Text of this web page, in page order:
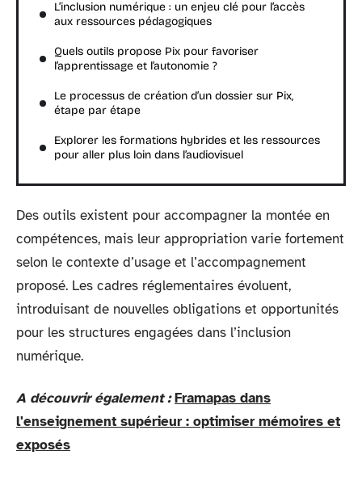
L’inclusion numérique : un enjeu clé pour l’accès
aux ressources pédagogiques
Quels outils propose Pix pour favoriser
l’apprentissage et l’autonomie ?
Le processus de création d’un dossier sur Pix,
étape par étape
Explorer les formations hybrides et les ressources
pour aller plus loin dans l’audiovisuel
Des outils existent pour accompagner la montée en
compétences, mais leur appropriation varie fortement
selon le contexte d’usage et l’accompagnement
proposé. Les cadres réglementaires évoluent,
introduisant de nouvelles obligations et opportunités
pour les structures engagées dans l’inclusion
numérique.
A découvrir également : Framapas dans
l'enseignement supérieur : optimiser mémoires et
exposés